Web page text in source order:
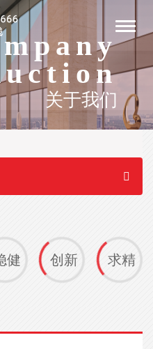
关于我们
求精
创新
健